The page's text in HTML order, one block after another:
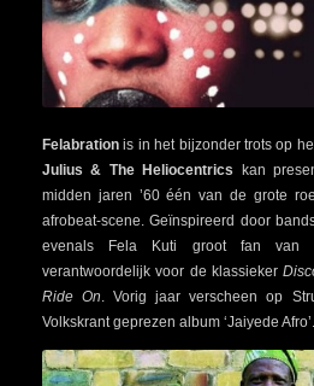
Felabration is in het bijzonder trots op
Julius & The Heliocentrics kan
midden jaren ’60 één van de grote
afrobeat-scene. Geïnspireerd door
evenals Fela Kuti groot fan van
verantwoordelijk voor de klassieker
Ride On. Vorig jaar verscheen op
Volkskrant geprezen album ‘Jaiyede Afro’.